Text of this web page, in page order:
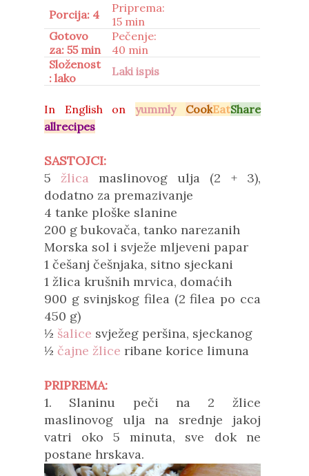
Porcija: 4
Priprema:
15 min
Gotovo
za: 55 min
Pečenje:
40 min
Složenost
: lako
Laki ispis
In English on yummly CookEatShare
allrecipes
SASTOJCI:
5žlica maslinovog ulja (2 + 3),
dodatno za premazivanje
4 tanke ploške slanine
200 g bukovača, tanko narezanih
Morska sol i svježe mljeveni papar
1 češanj češnjaka, sitno sjeckani
1 žlica krušnih mrvica, domaćih
900 g svinjskog filea (2 filea po cca
450 g)
½ šalice svježeg peršina, sjeckanog
½ čajne žlice ribane korice limuna
PRIPREMA:
1. Slaninu peči na 2 žlice
maslinovog ulja na srednje jakoj
vatri oko 5 minuta, sve dok ne
postane hrskava.